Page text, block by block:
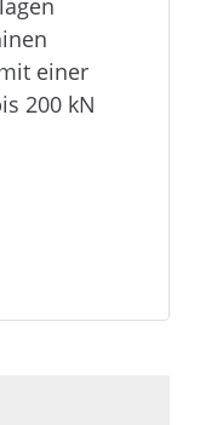
einer
200 kN